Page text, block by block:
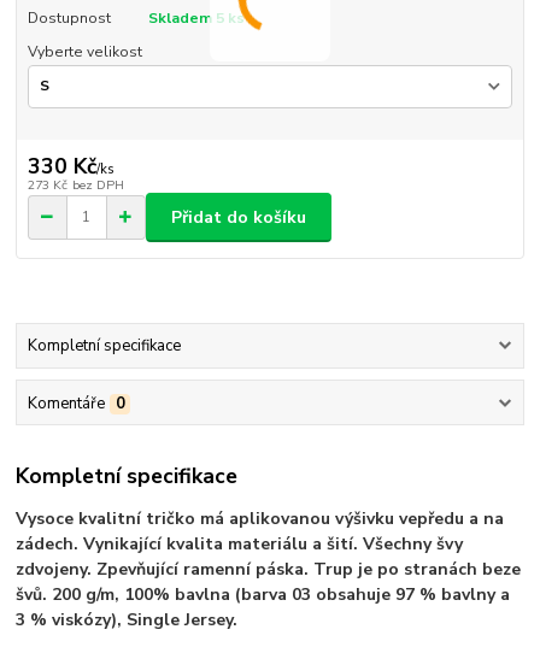
Dostupnost
Skladem 5 ks
Vyberte velikost
330 Kč/ks
273 Kč bez DPH
Přidat do košíku
Kompletní specifikace
Komentáře 0
Kompletní specifikace
Vysoce kvalitní tričko má aplikovanou výšivku vepředu a na
zádech. Vynikající kvalita materiálu a šití. Všechny švy
zdvojeny. Zpevňující ramenní páska. Trup je po stranách beze
švů. 200 g/m, 100% bavlna (barva 03 obsahuje 97 % bavlny a
3 % viskózy), Single Jersey.